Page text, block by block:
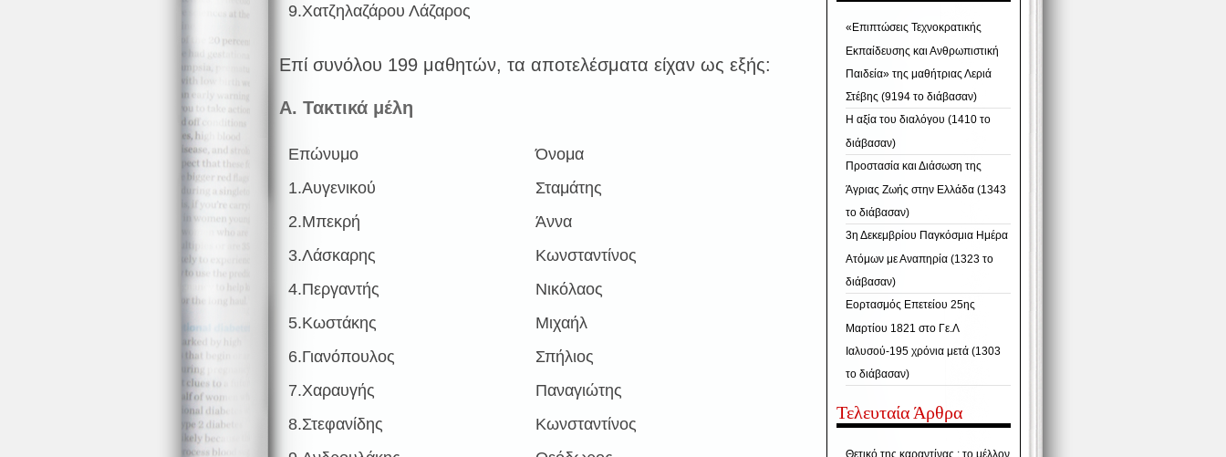
9.Χατζηλαζάρου Λάζαρος
Επί συνόλου 199 μαθητών, τα αποτελέσματα είχαν ως εξής:
Α. Τακτικά μέλη
Επώνυμο
Όνομα
1.Αυγενικού
Σταμάτης
2.Μπεκρή
Άννα
3.Λάσκαρης
Κωνσταντίνος
4.Περγαντής
Νικόλαος
5.Κωστάκης
Μιχαήλ
6.Γιανόπουλος
Σπήλιος
7.Χαραυγής
Παναγιώτης
8.Στεφανίδης
Κωνσταντίνος
«Επιπτώσεις Τεχνοκρατικής
Εκπαίδευσης και Ανθρωπιστική
Παιδεία» της μαθήτριας Λεριά
Στέβης (9194 το διάβασαν)
Η αξία του διαλόγου (1410 το
διάβασαν)
Προστασία και Διάσωση της
Άγριας Ζωής στην Ελλάδα (1343
το διάβασαν)
3η Δεκεμβρίου Παγκόσμια Ημέρα
Ατόμων με Αναπηρία (1323 το
διάβασαν)
Εορτασμός Επετείου 25ης
Μαρτίου 1821 στο Γε.Λ
Ιαλυσού-195 χρόνια μετά (1303
το διάβασαν)
Τελευταία Άρθρα
Θετικό της καραντίνας : το μέλλον